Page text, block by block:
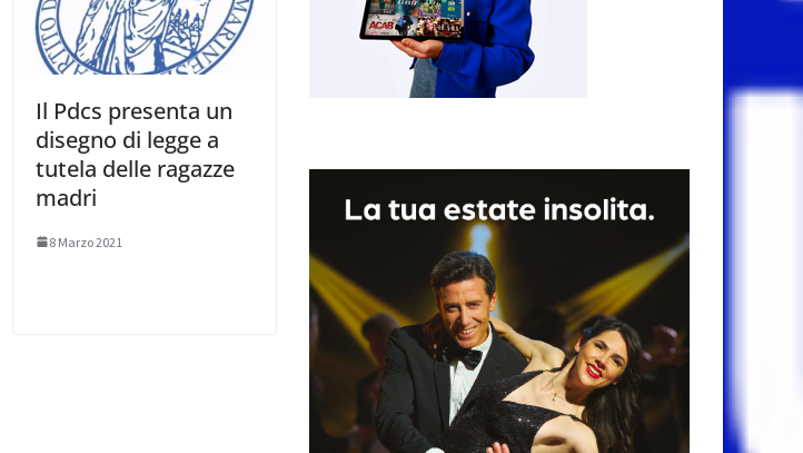
Il Pdcs presenta un
disegno di legge a
tutela delle ragazze
madri
8 Marzo 2021